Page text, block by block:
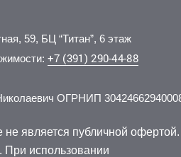
59, БЦ “Титан”, 6 этаж
+7 (391) 290-44-88
ОГРНИП
является публичной офертой.
использовании